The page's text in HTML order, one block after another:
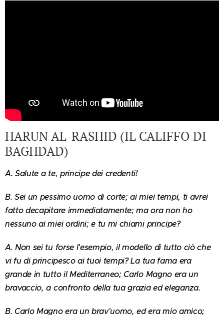
HARUN AL-RASHID (IL CALIFFO DI
BAGHDAD)
A. Salute a te, principe dei credenti!
B. Sei un pessimo uomo di corte; ai miei tempi, ti avrei
fatto decapitare immediatamente; ma ora non ho
nessuno ai miei ordini; e tu mi chiami principe?
A. Non sei tu forse l'esempio, il modello di tutto ciò che
vi fu di principesco ai tuoi tempi? La tua fama era
grande in tutto il Mediterraneo; Carlo Magno era un
bravaccio, a confronto della tua grazia ed eleganza.
B. Carlo Magno era un brav'uomo, ed era mio amico;